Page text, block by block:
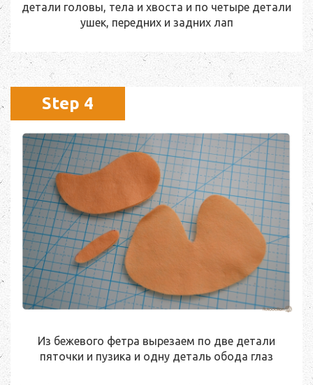
детали головы, тела и хвоста и по четыре детали
ушек, передних и задних лап
Step 4
Из бежевого фетра вырезаем по две детали
пяточки и пузика и одну деталь обода глаз